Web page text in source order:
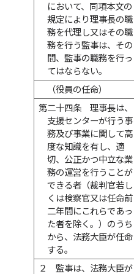
において、同項本文の
規定により理事長の職
務を代理し又はその職
務を行う監事は、その
間、監事の職務を行っ
てはならない。
（役員の任命）
第二十四条
理事長は、
支援センターが行う事
務及び事業に関して高
度な知識を有し、適
切、公正かつ中立な業
務の運営を行うことが
できる者（裁判官若し
くは検察官又は任命前
二年間にこれらであっ
た者を除く。）のうち
から、法務大臣が任命
する。
２
監事は、法務大臣が